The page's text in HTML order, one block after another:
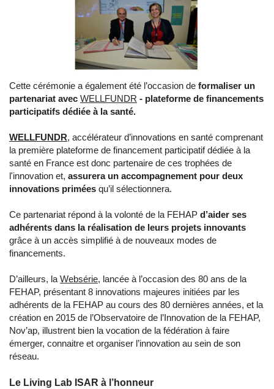
Cette cérémonie a également été l’occasion de formaliser un
partenariat avec WELLFUNDR - plateforme de financements
participatifs dédiée à la santé.
WELLFUNDR, accélérateur d’innovations en santé comprenant
la première plateforme de financement participatif dédiée à la
santé en France est donc partenaire de ces trophées de
l'innovation et, assurera un accompagnement pour deux
innovations primées qu’il sélectionnera.
Ce partenariat répond à la volonté de la FEHAP d’aider ses
adhérents dans la réalisation de leurs projets innovants
grâce à un accès simplifié à de nouveaux modes de
financements.
D’ailleurs, la Websérie, lancée à l’occasion des 80 ans de la
FEHAP, présentant 8 innovations majeures initiées par les
adhérents de la FEHAP au cours des 80 dernières années, et la
création en 2015 de l’Observatoire de l’Innovation de la FEHAP,
Nov’ap, illustrent bien la vocation de la fédération à faire
émerger, connaitre et organiser l’innovation au sein de son
réseau.
Le Living Lab ISAR à l’honneur